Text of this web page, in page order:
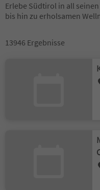
Erlebe Südtirol in all
bis hin zu erholsamen
13946 Ergebnisse